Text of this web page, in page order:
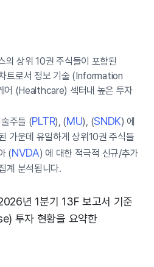
상위 10권 주식들이 포함된
트로서 정보 기술 (Information
(Healthcare) 섹터내 높은 투자
주들 (PLTR), (MU), (SNDK) 에
가운데 유일하게 상위10권 주식들
(NVDA) 에 대한 적극적 신규/추가
계 분석됩니다.
년 1분기 13F 보고서 기준
투자 현황을 요약한